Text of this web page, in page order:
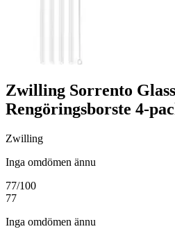
Zwilling Sorrento
Rengöringsborste 4-
Zwilling
Inga omdömen ännu
77/100
77
Inga omdömen ännu